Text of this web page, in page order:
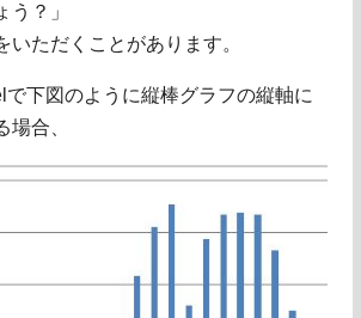
う？」
いただくことがあります。
下図のように縦棒グラフの縦軸に
場合、